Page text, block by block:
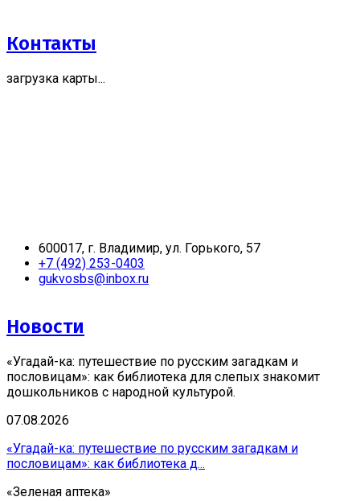
Контакты
загрузка карты...
600017, г. Владимир, ул. Горького, 57
+7 (492) 253-0403
gukvosbs@inbox.ru
Новости
«Угадай-ка: путешествие по русским загадкам и
пословицам»: как библиотека для слепых знакомит
дошкольников с народной культурой.
07.08.2026
«Угадай-ка: путешествие по русским загадкам и
пословицам»: как библиотека д...
«Зеленая аптека»